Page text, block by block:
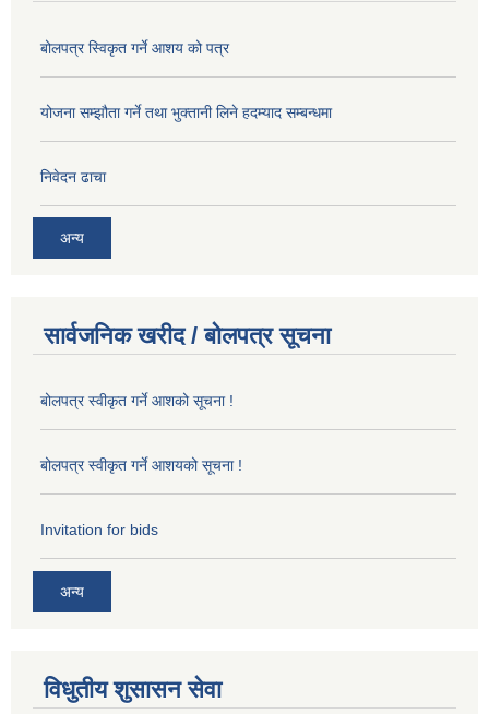
बोलपत्र स्विकृत गर्ने आशय को पत्र
योजना सम्झौता गर्ने तथा भुक्तानी लिने हदम्याद सम्बन्धमा
निवेदन ढाचा
अन्य
सार्वजनिक खरीद / बोलपत्र सूचना
बोलपत्र स्वीकृत गर्ने आशको सूचना !
बोलपत्र स्वीकृत गर्ने आशयको सूचना !
Invitation for bids
अन्य
विधुतीय शुसासन सेवा